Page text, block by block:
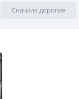
Сначала дорогие